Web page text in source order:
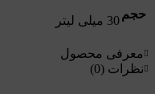
حجم 30 میلی لیتر
معرفی محصول
نظرات (0)